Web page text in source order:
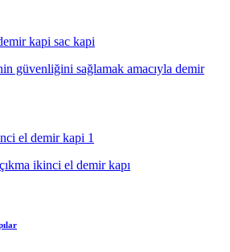
güvenliğini sağlamak amacıyla demir
ikinci el demir kapı